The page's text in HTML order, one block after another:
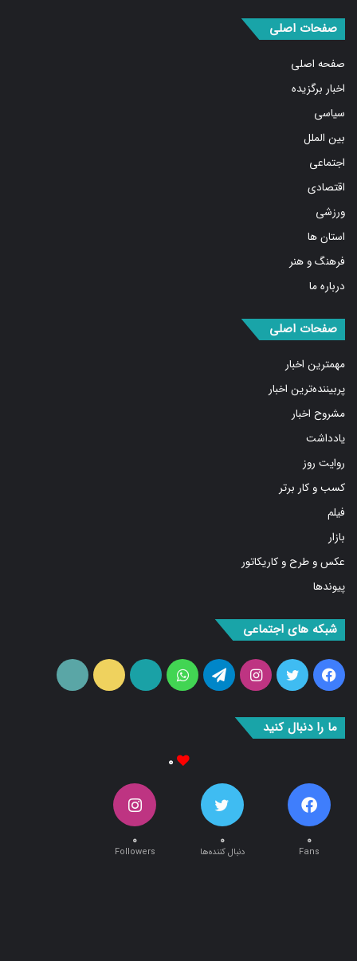
اخبار برگزیده
سیاسی
بین الملل
اجتماعی
اقتصادی
ورزشی
استان ها
فرهنگ و هنر
درباره ما
صفحات اصلی
مهمترین اخبار
پربیننده‌ترین اخبار
مشروح اخبار
یادداشت
روایت روز
کسب و کار برتر
فیلم
بازار
عکس و طرح و کاریکاتور
پیوندها
شبکه های اجتماعی
بوک
ما را دنبال کنید
۰